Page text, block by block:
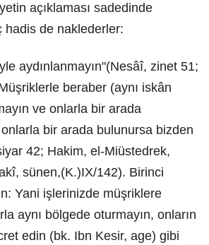
açıklaması sadedinde
hadis de naklederler:
aydınlanmayın"(Nesâî, zinet 51;
beraber (aynı iskân
ve onlarla bir arada
bir arada bulunursa bizden
42; Hakim, el-Miüstedrek,
sünen,(K.)IX/142). Birinci
Yani işlerinizde müşriklere
aynı bölgede oturmayın, onların
edin (bk. Ibn Kesir, age) gibi